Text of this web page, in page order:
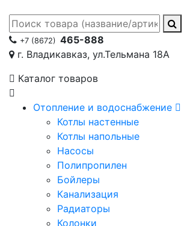
+7 (8672) 465-888
г. Владикавказ, ул.Тельмана 18А
Каталог товаров
Отопление и водоснабжение
Котлы настенные
Котлы напольные
Насосы
Полипропилен
Бойлеры
Канализация
Радиаторы
Колонки